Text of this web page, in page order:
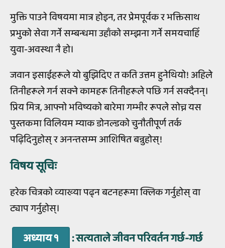
मुक्ति पाउने विषयमा मात्र होइन, तर प्रेमपूर्वक र भक्तिसाथ
प्रभुको सेवा गर्ने सम्बन्धमा उहाँको सम्झना गर्ने समयचाहिँ
युवा-अवस्था नै हो।
जवान इसाईहरूले यो बुझिदिए त कति उत्तम हुनेथियो! अहिले
तिनीहरूले गर्न सक्ने कामहरू तिनीहरूले पछि गर्न सक्दैनन्।
प्रिय मित्र, आफ्नो भविष्यको बारेमा गम्भीर रूपले सोच्न यस
पुस्तकमा विलियम म्याक डोनल्डको चुनौतीपूर्ण तर्क
पढ़िदिनुहोस् र अनन्तसम्म आशिषित बन्नुहोस्!
विषय सूचिः
हरेक चित्रको व्‍याख्‍या पढ्न बटनहरूमा क्लिक गर्नुहोस् वा
ट्याप गर्नुहोस्।
अध्याय १
: सत्यताले जीवन परिवर्तन गर्छ-गर्छ